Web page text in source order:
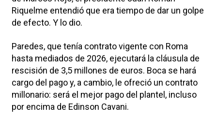
Riquelme entendió que era tiempo de dar un golpe
de efecto. Y lo dio.
Paredes, que tenía contrato vigente con Roma
hasta mediados de 2026, ejecutará la cláusula de
rescisión de 3,5 millones de euros. Boca se hará
cargo del pago y, a cambio, le ofreció un contrato
millonario: será el mejor pago del plantel, incluso
por encima de Edinson Cavani.